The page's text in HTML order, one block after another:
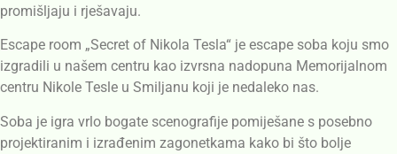
promišljaju i rješavaju.
Escape room „Secret of Nikola Tesla“ je escape soba koju smo
izgradili u našem centru kao izvrsna nadopuna Memorijalnom
centru Nikole Tesle u Smiljanu koji je nedaleko nas.
Soba je igra vrlo bogate scenografije pomiješane s posebno
projektiranim i izrađenim zagonetkama kako bi što bolje